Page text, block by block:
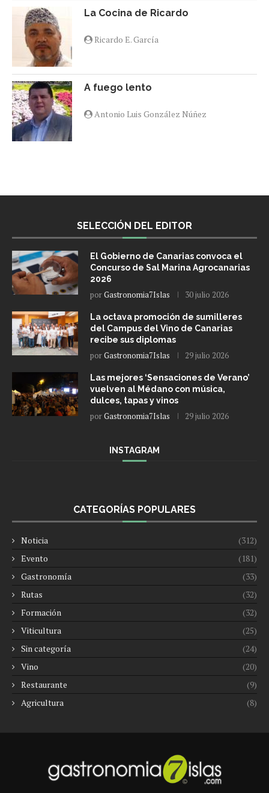
La Cocina de Ricardo
Ricardo E. García
A fuego lento
Antonio Luis González Núñez
SELECCIÓN DEL EDITOR
El Gobierno de Canarias convoca el
Concurso de Sal Marina Agrocanarias
2026
porGastronomia7Islas 30 julio 2026
La octava promoción de sumilleres
del Campus del Vino de Canarias
recibe sus diplomas
porGastronomia7Islas 29 julio 2026
Las mejores ‘Sensaciones de Verano’
vuelven al Médano con música,
dulces, tapas y vinos
porGastronomia7Islas 29 julio 2026
INSTAGRAM
CATEGORÍAS POPULARES
Noticia
(312)
Evento
(181)
Gastronomía
(33)
Rutas
(32)
Formación
(32)
Viticultura
(25)
Sin categoría
(24)
Vino
(20)
Restaurante
(9)
Agricultura
(8)